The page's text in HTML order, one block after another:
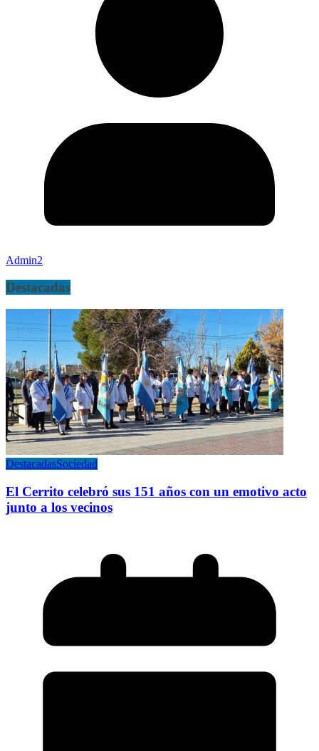
Admin2
Destacadas
DestacadasSociedad
El Cerrito celebró sus 151 años con un emotivo acto
junto a los vecinos